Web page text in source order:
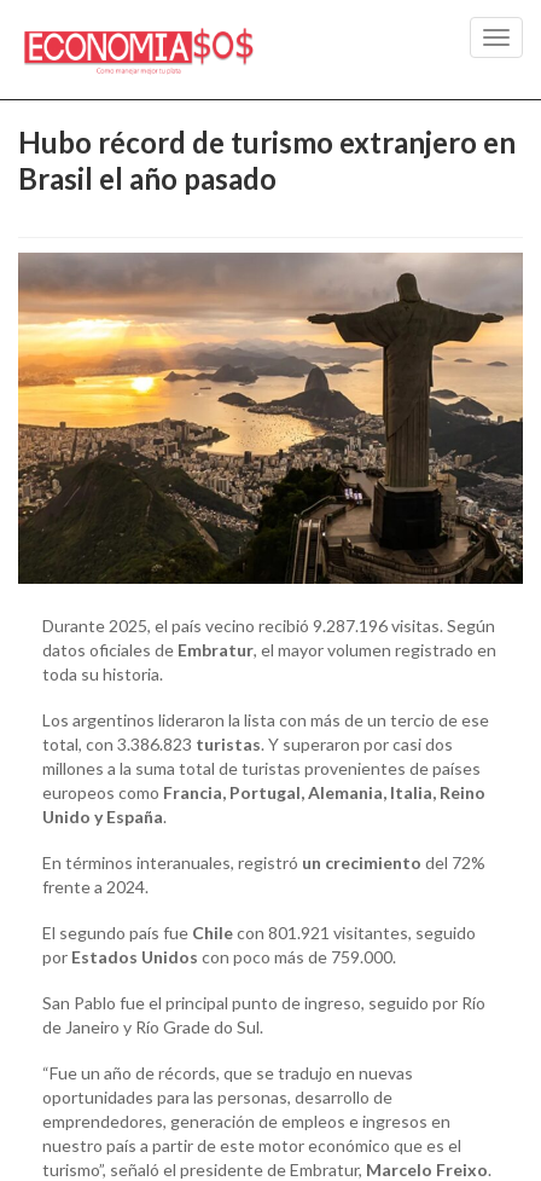
Hubo récord de turismo extranjero en
Brasil el año pasado
Durante 2025, el país vecino recibió 9.287.196 visitas. Según
datos oficiales de Embratur, el mayor volumen registrado en
toda su historia.
Los argentinos lideraron la lista con más de un tercio de ese
total, con 3.386.823 turistas. Y superaron por casi dos
millones a la suma total de turistas provenientes de países
europeos como Francia, Portugal, Alemania, Italia, Reino
Unido y España.
En términos interanuales, registró un crecimiento del 72%
frente a 2024.
El segundo país fue Chilecon 801.921 visitantes, seguido
por Estados Unidos con poco más de 759.000.
San Pablo fue el principal punto de ingreso, seguido por Río
de Janeiro y Río Grade do Sul.
“Fue un año de récords, que se tradujo en nuevas
oportunidades para las personas, desarrollo de
emprendedores, generación de empleos e ingresos en
nuestro país a partir de este motor económico que es el
turismo”, señaló el presidente de Embratur, Marcelo Freixo.